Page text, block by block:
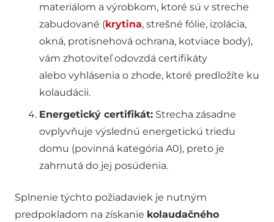
materiálom a výrobkom, ktoré sú v streche
zabudované (krytina, strešné fólie, izolácia,
okná, protisnehová ochrana, kotviace body),
vám zhotoviteľ odovzdá certifikáty
alebo vyhlásenia o zhode, ktoré predložíte ku
kolaudácii.
Energetický certifikát: Strecha zásadne
ovplyvňuje výslednú energetickú triedu
domu (povinná kategória A0), preto je
zahrnutá do jej posúdenia.
Splnenie týchto požiadaviek je nutným
predpokladom na získanie kolaudačného